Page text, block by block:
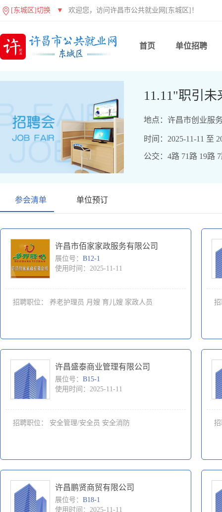
[东城区]切换 ▼ 欢迎您，访问许昌市公共就业网[东城区]！
首页 单位招聘
11.11"职引
地点：许昌市创业服
时间：2025-11-11 至
公交：4路 71路 19路
参会清单 单位预订
许昌市佰家家政服务有限公司
展位号： B12-1
使用时间：2025-11-11
招聘职位： 养老护理员 月嫂 育儿嫂 家政人员
许昌盛泰商业管理有限公司
展位号： B15-1
使用时间：2025-11-11
招聘职位： 安全管理/安全员 安全消防
许昌鹏贤商贸有限公司
展位号： B18-1
使用时间：2025-11-11